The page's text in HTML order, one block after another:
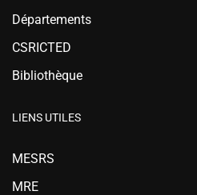
Départements
CSRICTED
Bibliothèque
LIENS UTILES
MESRS
MRE